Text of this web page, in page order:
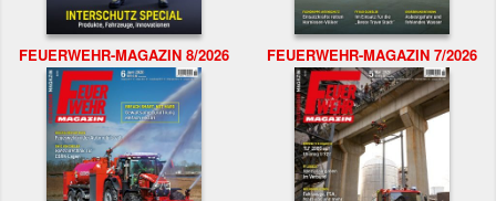
FEUERWEHR-MAGAZIN 8/2026 FEUERWEHR-MAGAZIN 7/2026